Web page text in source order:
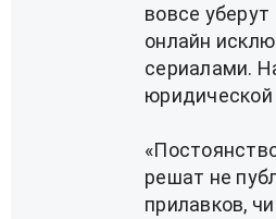
вовсе
онлайн
сериалами.
решат не
прилавков,